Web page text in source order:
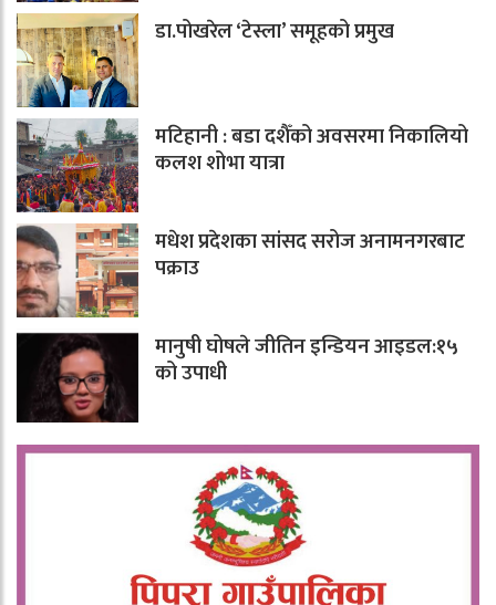
डा.पोखरेल ‘टेस्ला’ समूहको प्रमुख
मटिहानी : बडा दशैँको अवसरमा निकालियो
कलश शोभा यात्रा
मधेश प्रदेशका सांसद सरोज अनामनगरबाट
पक्राउ
मानुषी घोषले जीतिन इन्डियन आइडल:१५
को उपाधी